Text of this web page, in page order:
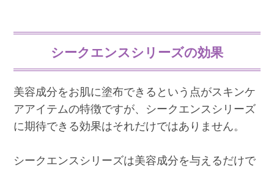
シークエンスシリーズの効果
美容成分をお肌に塗布できるという点がスキンケ
アアイテムの特徴ですが、シークエンスシリーズ
に期待できる効果はそれだけではありません。
シークエンスシリーズは美容成分を与えるだけで